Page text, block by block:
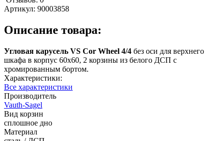
Артикул: 90003858
Описание товара:
Угловая карусель VS Cor Wheel 4/4 без оси для верхнего
шкафа в корпус 60х60, 2 корзины из белого ДСП с
хромированным бортом.
Характеристики:
Все характеристики
Производитель
Vauth-Sagel
Вид корзин
сплошное дно
Материал